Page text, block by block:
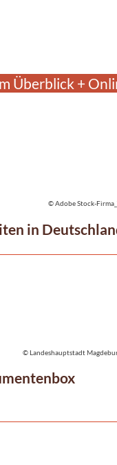
Überblick +
in
© Adobe Stock-
© Landeshauptstadt